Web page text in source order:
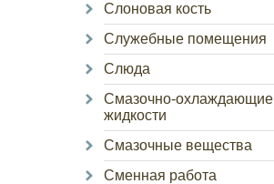
Слоновая кость
Служебные помещения
Слюда
Смазочно-охлаждающие
жидкости
Смазочные вещества
Сменная работа